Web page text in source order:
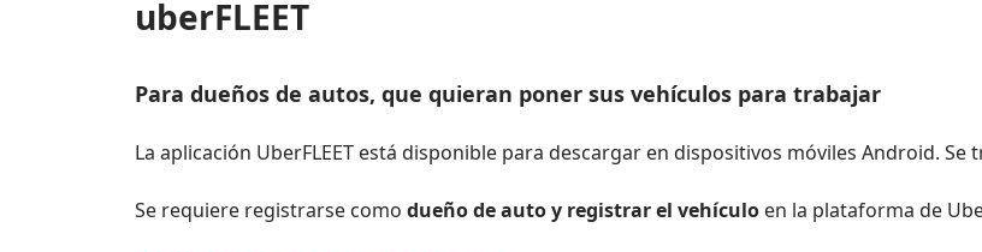
uberFLEET
Para dueños de autos, que quieran poner sus vehículos para trabajar
La aplicación UberFLEET está disponible para descargar en dispositivos móviles Android. Se
Se requiere registrarse como dueño de auto y registrar el vehículo en la plataforma de